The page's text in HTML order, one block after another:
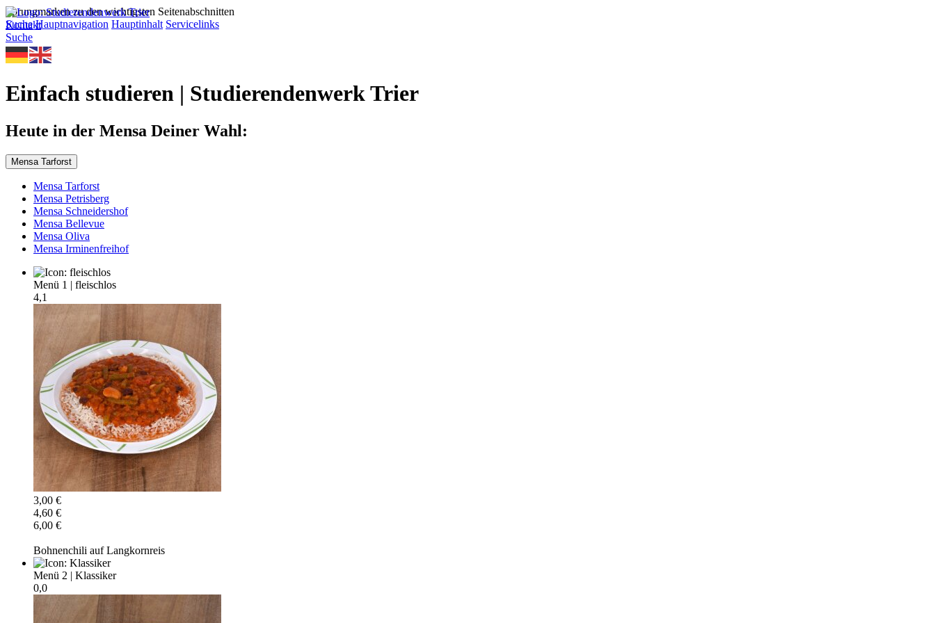
Sprungmarken zu den wichtigsten Seitenabschnitten
Suche Hauptnavigation Hauptinhalt Servicelinks
Kontakt
Suche
Einfach studieren | Studierendenwerk Trier
Heute in der Mensa Deiner Wahl:
Mensa Tarforst
Mensa Tarforst
Mensa Petrisberg
Mensa Schneidershof
Mensa Bellevue
Mensa Oliva
Mensa Irminenfreihof
Menü 1 | fleischlos
4,1
3,00 €
4,60 €
6,00 €
Bohnenchili auf Langkornreis
Menü 2 | Klassiker
0,0